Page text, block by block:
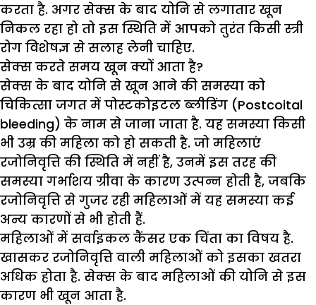
करता है. अगर सेक्स के बाद योनि से लगातार खून
निकल रहा हो तो इस स्थिति में आपको तुरंत किसी स्त्री
रोग विशेषज्ञ से सलाह लेनी चाहिए.
सेक्स करते समय खून क्यों आता है?
सेक्स के बाद योनि से खून आने की समस्या को
चिकित्सा जगत में पोस्टकोइटल ब्लीडिंग (Postcoital
bleeding) के नाम से जाना जाता है. यह समस्या किसी
भी उम्र की महिला को हो सकती है. जो महिलाएं
रजोनिवृत्ति की स्थिति में नहीं है, उनमें इस तरह की
समस्या गर्भाशय ग्रीवा के कारण उत्पन्न होती है, जबकि
रजोनिवृत्ति से गुजर रही महिलाओं में यह समस्या कई
अन्य कारणों से भी होती हैं.
महिलाओं में सर्वाइकल कैंसर एक चिंता का विषय है.
खासकर रजोनिवृत्ति वाली महिलाओं को इसका खतरा
अधिक होता है. सेक्स के बाद महिलाओं की योनि से इस
कारण भी खून आता है.